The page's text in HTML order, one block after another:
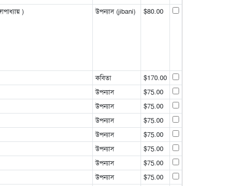
) উপন্যাস (jibani) $80.00
কবিতা
$170.00
উপন্যাস
$75.00
উপন্যাস
$75.00
উপন্যাস
$75.00
উপন্যাস
$75.00
উপন্যাস
$75.00
উপন্যাস
$75.00
উপন্যাস
$75.00